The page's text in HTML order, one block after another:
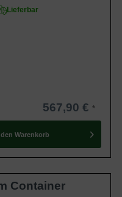
Lieferbar
567,90 €
Warenkorb
Container